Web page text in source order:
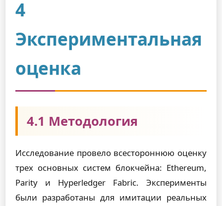
4
Экспериментальная
оценка
4.1 Методология
Исследование провело всестороннюю оценку
трех основных систем блокчейна: Ethereum,
Parity и Hyperledger Fabric. Эксперименты
были разработаны для имитации реальных